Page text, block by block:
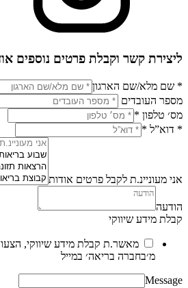
ליצירת קשר וקבלת פרטים נוספים
* שם מלא/שם הארגון
מספר העובדים
מס׳ טלפון *
* דוא”ל *
אני מעוניינ.ת לקבל פרטים אודות
הודעה
קבלת מידע שיווקי
מאשר.ת קבלת מידע שיווקי,
מ׳בחברה בריאה׳ במייל
Message